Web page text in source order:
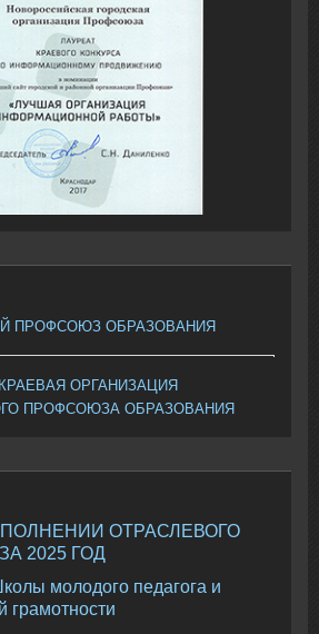
ПРОФСОЮЗ ОБРАЗОВАНИЯ
ОРГАНИЗАЦИЯ
ПРОФСОЮЗА ОБРАЗОВАНИЯ
ОТРАСЛЕВОГО
2025 ГОД
молодого педагога и
грамотности